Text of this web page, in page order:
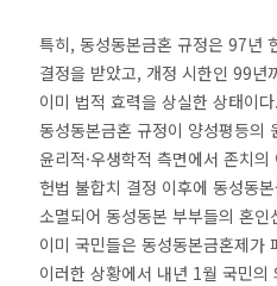
특히, 동성동본금혼 규정은 97년
결정을 받았고, 개정 시한인 99년
이미 법적 효력을 상실한 상태이
동성동본금혼 규정이 양성평등의
윤리적·우생학적 측면에서 존치
헌법 불합치 결정 이후에 동성동
소멸되어 동성동본 부부들의 혼
이미 국민들은 동성동본금혼제가
이러한 상황에서 내년 1월 국민의